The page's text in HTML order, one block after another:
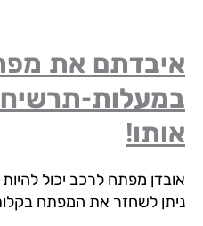
את
מפתח לרכב יכול להיות
לשחזר את המפתח בקלות.